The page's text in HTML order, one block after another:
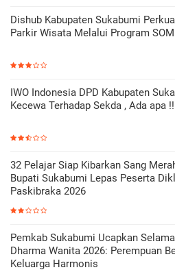
Dishub Kabupaten Sukabumi
Parkir Wisata Melalui Program
IWO Indonesia DPD Kabupaten
Kecewa Terhadap Sekda , Ada apa
32 Pelajar Siap Kibarkan Sang
Bupati Sukabumi Lepas Peserta
Paskibraka 2026
Pemkab Sukabumi Ucapkan
Dharma Wanita 2026: Perempuan
Keluarga Harmonis